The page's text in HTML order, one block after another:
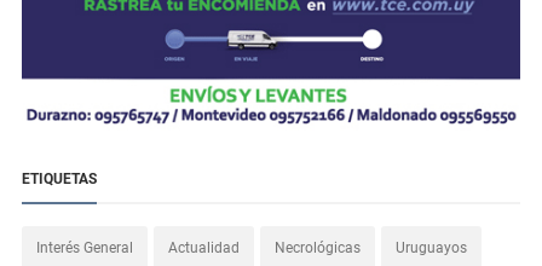
ETIQUETAS
Interés General Actualidad Necrológicas Uruguayos